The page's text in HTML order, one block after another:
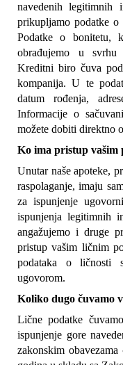
navedenih legitimnih
prikupljamo podatke o
Podatke o bonitetu,
obrađujemo u svrhu
Kreditni biro čuva
kompanija. U te
datum rođenja,
Informacije o
možete dobiti direktno
Ko ima pristup vašim
Unutar naše apoteke,
raspolaganje, imaju
za ispunjenje
ispunjenja legitimnih
angažujemo i druge
pristup vašim ličnim
podataka o ličnosti
ugovorom.
Koliko dugo čuvamo
Lične podatke
ispunjenje gore
zakonskim